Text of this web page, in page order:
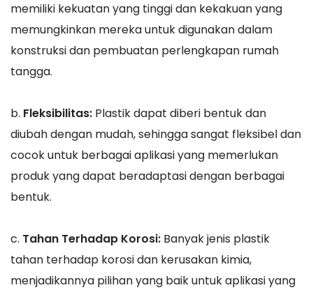
memiliki kekuatan yang tinggi dan kekakuan yang
memungkinkan mereka untuk digunakan dalam
konstruksi dan pembuatan perlengkapan rumah
tangga.
b. Fleksibilitas: Plastik dapat diberi bentuk dan
diubah dengan mudah, sehingga sangat fleksibel dan
cocok untuk berbagai aplikasi yang memerlukan
produk yang dapat beradaptasi dengan berbagai
bentuk.
c. Tahan Terhadap Korosi: Banyak jenis plastik
tahan terhadap korosi dan kerusakan kimia,
menjadikannya pilihan yang baik untuk aplikasi yang